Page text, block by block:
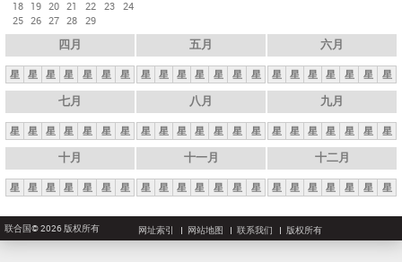
18 19 20 21 22 23 24
25 26 27 28 29
四月
星 星 星 星 星 星 星
五月
星 星 星 星 星 星 星
六月
星 星 星 星 星 星 星
七月
星 星 星 星 星 星 星
八月
星 星 星 星 星 星 星
九月
星 星 星 星 星 星 星
十月
星 星 星 星 星 星 星
十一月
星 星 星 星 星 星 星
十二月
星 星 星 星 星 星 星
联合国© 2026 版权所有 网址索引 网站地图 联系我们 版权所有